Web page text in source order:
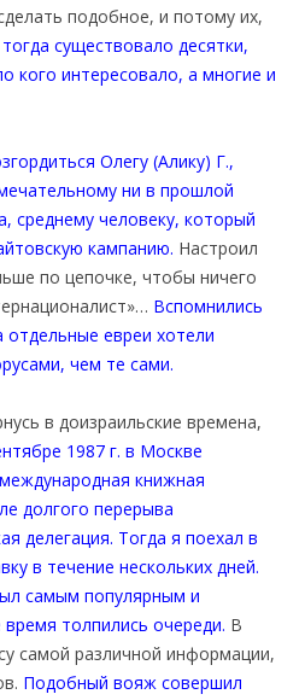
подобное, и потому их,
существовало десятки,
кого интересовало, а многие и
Олегу (Алику) Г.,
ни в прошлой
среднему человеку, который
кампанию. Настроил
по цепочке, чтобы ничего
Вспомнились
евреи хотели
чем те сами.
в доизраильские времена,
1987 г. в Москве
книжная
долгого перерыва
делегация. Тогда я поехал в
в течение нескольких дней.
самым популярным и
толпились очереди. В
самой различной информации,
Подобный вояж совершил